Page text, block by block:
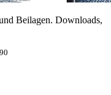
Beilagen. Downloads,